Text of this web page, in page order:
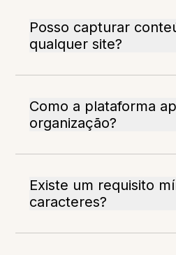
Posso capturar
qualquer site?
Como a plataforma
organização?
Existe um requisito
caracteres?